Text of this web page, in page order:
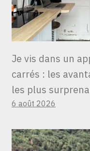
Je vis dans un
carrés : les
les plus
6 août 2026